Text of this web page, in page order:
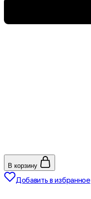
В корзину
Добавить в избранное